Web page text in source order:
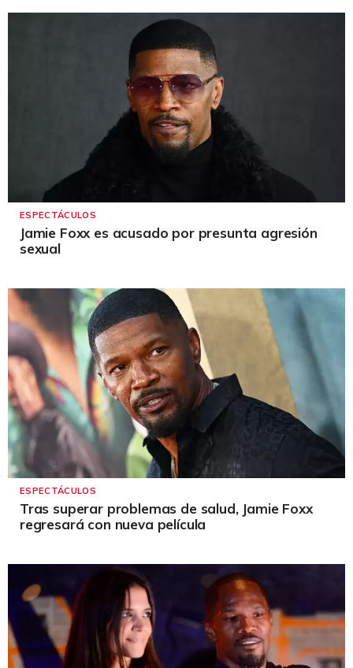
ESPECTÁCULOS
Jamie Foxx es acusado por presunta agresión
sexual
ESPECTÁCULOS
Tras superar problemas de salud, Jamie Foxx
regresará con nueva película